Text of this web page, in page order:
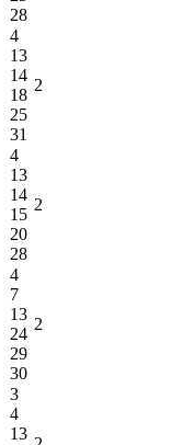
28
4
13
14
18
25
31
2
4
13
14
15
20
28
2
4
7
13
24
29
30
2
3
4
13